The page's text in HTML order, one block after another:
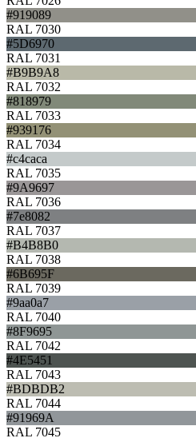
#919089
RAL 7030
#5D6970
RAL 7031
#B9B9A8
RAL 7032
#818979
RAL 7033
#939176
RAL 7034
#c4caca
RAL 7035
#9A9697
RAL 7036
#7e8082
RAL 7037
#B4B8B0
RAL 7038
#6B695F
RAL 7039
#9aa0a7
RAL 7040
#8F9695
RAL 7042
#4E5451
RAL 7043
#BDBDB2
RAL 7044
#91969A
RAL 7045